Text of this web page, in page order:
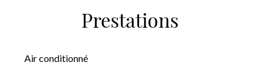
Prestations
Air conditionné